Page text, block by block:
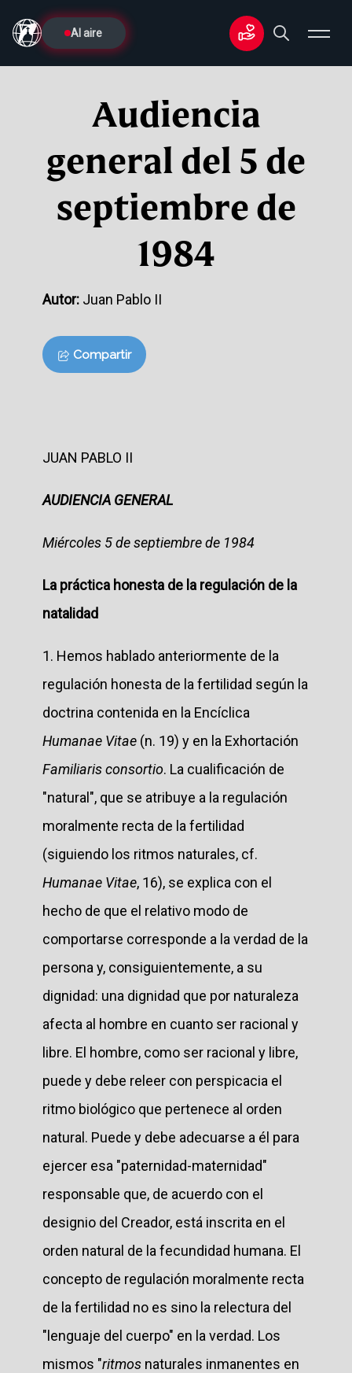
Al aire
Audiencia
general del 5 de
septiembre de
1984
Autor: Juan Pablo II
Compartir
JUAN PABLO II
AUDIENCIA GENERAL
Miércoles 5 de septiembre de 1984
La práctica honesta de la regulación de la
natalidad
1. Hemos hablado anteriormente de la
regulación honesta de la fertilidad según la
doctrina contenida en la Encíclica
Humanae Vitae (n. 19) y en la Exhortación
Familiaris consortio. La cualificación de
"natural", que se atribuye a la regulación
moralmente recta de la fertilidad
(siguiendo los ritmos naturales, cf.
Humanae Vitae, 16), se explica con el
hecho de que el relativo modo de
comportarse corresponde a la verdad de la
persona y, consiguientemente, a su
dignidad: una dignidad que por naturaleza
afecta al hombre en cuanto ser racional y
libre. El hombre, como ser racional y libre,
puede y debe releer con perspicacia el
ritmo biológico que pertenece al orden
natural. Puede y debe adecuarse a él para
ejercer esa "paternidad-maternidad"
responsable que, de acuerdo con el
designio del Creador, está inscrita en el
orden natural de la fecundidad humana. El
concepto de regulación moralmente recta
de la fertilidad no es sino la relectura del
"lenguaje del cuerpo" en la verdad. Los
mismos "ritmos naturales inmanentes en